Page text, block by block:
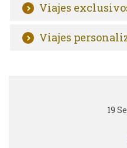
Viajes
Viajes
19